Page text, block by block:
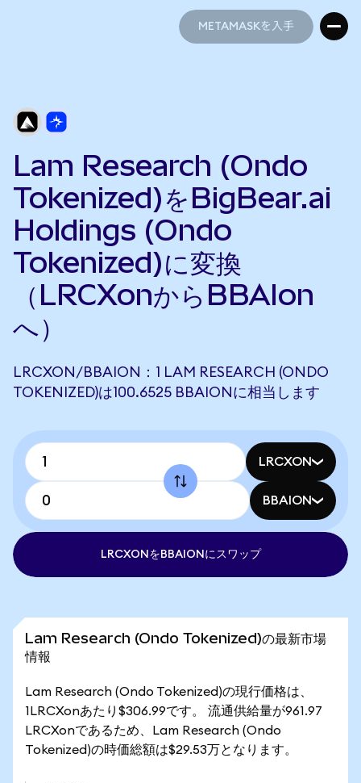
METAMASKを入手
Lam Research (Ondo
Tokenized)をBigBear.ai
Holdings (Ondo
Tokenized)に変換
（LRCXonからBBAIon
へ）
LRCXON/BBAION：1 LAM RESEARCH (ONDO
TOKENIZED)は100.6525 BBAIONに相当します
LRCXON
BBAION
LRCXONをBBAIONにスワップ
Lam Research (Ondo Tokenized)の最新市場
情報
Lam Research (Ondo Tokenized)の現行価格は、
1LRCXonあたり$306.99です。 流通供給量が961.97
LRCXonであるため、Lam Research (Ondo
Tokenized)の時価総額は$29.53万となります。